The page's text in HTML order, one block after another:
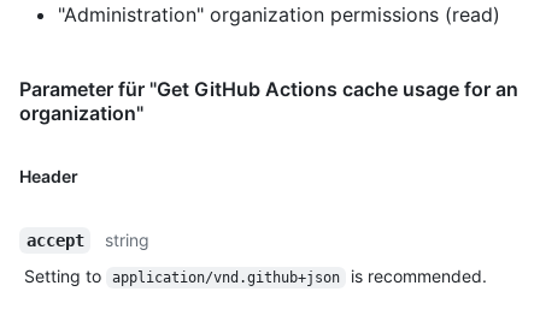
"Administration" organization permissions (read)
Parameter für "Get GitHub Actions cache usage for an
organization"
Header
accept
string
Setting to
application/vnd.github+json is recommended.